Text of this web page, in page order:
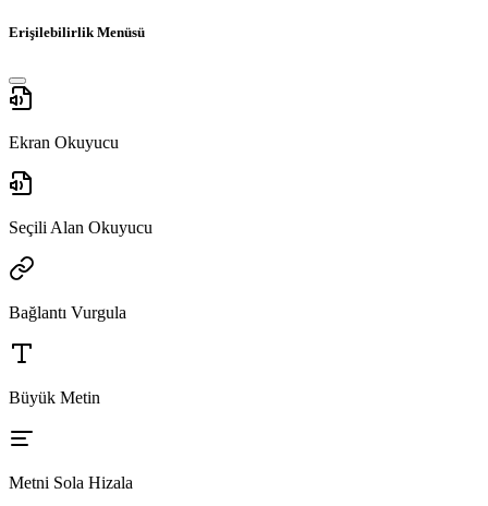
Erişilebilirlik Menüsü
Ekran Okuyucu
Seçili Alan Okuyucu
Bağlantı Vurgula
Büyük Metin
Metni Sola Hizala